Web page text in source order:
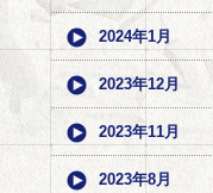
2024年1月
2023年12月
2023年11月
2023年8月